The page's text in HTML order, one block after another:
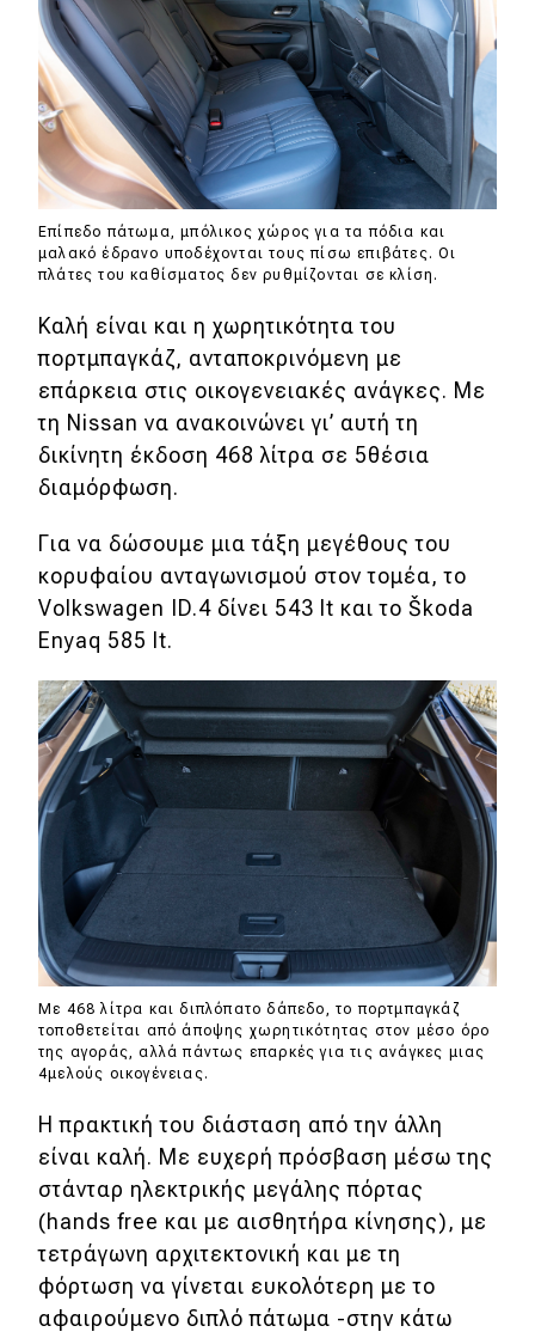
Επίπεδο πάτωμα, μπόλικος χώρος για τα πόδια και
μαλακό έδρανο υποδέχονται τους πίσω επιβάτες. Οι
πλάτες του καθίσματος δεν ρυθμίζονται σε κλίση.
Καλή είναι και η χωρητικότητα του
πορτμπαγκάζ, ανταποκρινόμενη με
επάρκεια στις οικογενειακές ανάγκες. Με
τη Nissan να ανακοινώνει γι’ αυτή τη
δικίνητη έκδοση 468 λίτρα σε 5θέσια
διαμόρφωση.
Για να δώσουμε μια τάξη μεγέθους του
κορυφαίου ανταγωνισμού στον τομέα, το
Volkswagen ID.4 δίνει 543 lt και το Škoda
Enyaq 585 lt.
Με 468 λίτρα και διπλόπατο δάπεδο, το πορτμπαγκάζ
τοποθετείται από άποψης χωρητικότητας στον μέσο όρο
της αγοράς, αλλά πάντως επαρκές για τις ανάγκες μιας
4μελούς οικογένειας.
H πρακτική του διάσταση από την άλλη
είναι καλή. Με ευχερή πρόσβαση μέσω της
στάνταρ ηλεκτρικής μεγάλης πόρτας
(hands free και με αισθητήρα κίνησης), με
τετράγωνη αρχιτεκτονική και με τη
φόρτωση να γίνεται ευκολότερη με το
αφαιρούμενο διπλό πάτωμα -στην κάτω